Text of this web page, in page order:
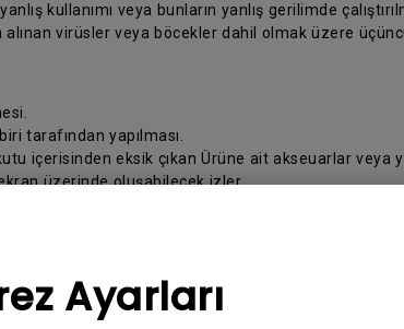
Ayarları
kullanımı veya bunların yanlış gerilimde
virüsler veya böcekler dahil olmak üzere
tarafından yapılması.
içerisinden eksik çıkan Ürüne ait akseuarlar veya
üzerinde oluşabilecek izler
Ürünü satın aldığınız Türkiye’de yürürlükte olan